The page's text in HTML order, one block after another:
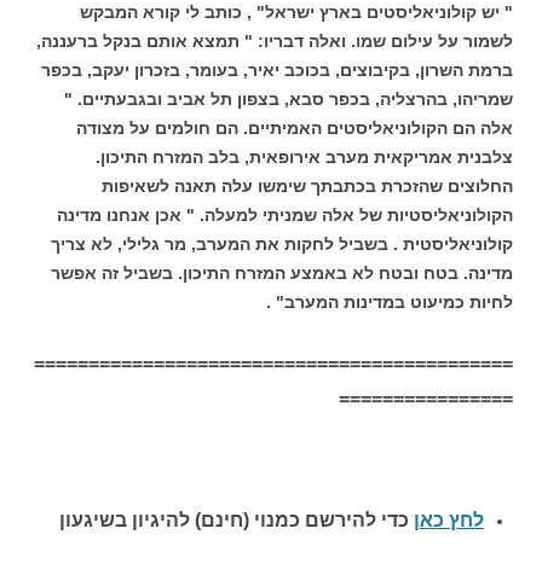
" יש קולוניאליסטים בארץ ישראל" , כותב לי קורא המבקש
לשמור על עילום שמו. ואלה דבריו: " תמצא אותם בנקל ברעננה,
ברמת השרון, בקיבוצים, בכוכב יאיר, בעומר, בזכרון יעקב, בכפר
שמריהו, בהרצליה, בכפר סבא, בצפון תל אביב ובגבעתיים. "
אלה הם הקולוניאליסטים האמיתיים. הם חולמים על מצודה
צלבנית אמריקאית מערב אירופאית, בלב המזרח התיכון.
החלוצים שהזכרת בכתבתך שימשו עלה תאנה לשאיפות
הקולוניאליסטיות של אלה שמניתי למעלה. " אכן אנחנו מדינה
קולוניאליסטית . בשביל לחקות את המערב, מר גלילי, לא צריך
מדינה. בטח ובטח לא באמצע המזרח התיכון. בשביל זה אפשר
לחיות כמיעוט במדינות המערב" .
============================================
================
לחץ כאן כדי להירשם כ מנוי (חינם) להיגיון בשיגעון